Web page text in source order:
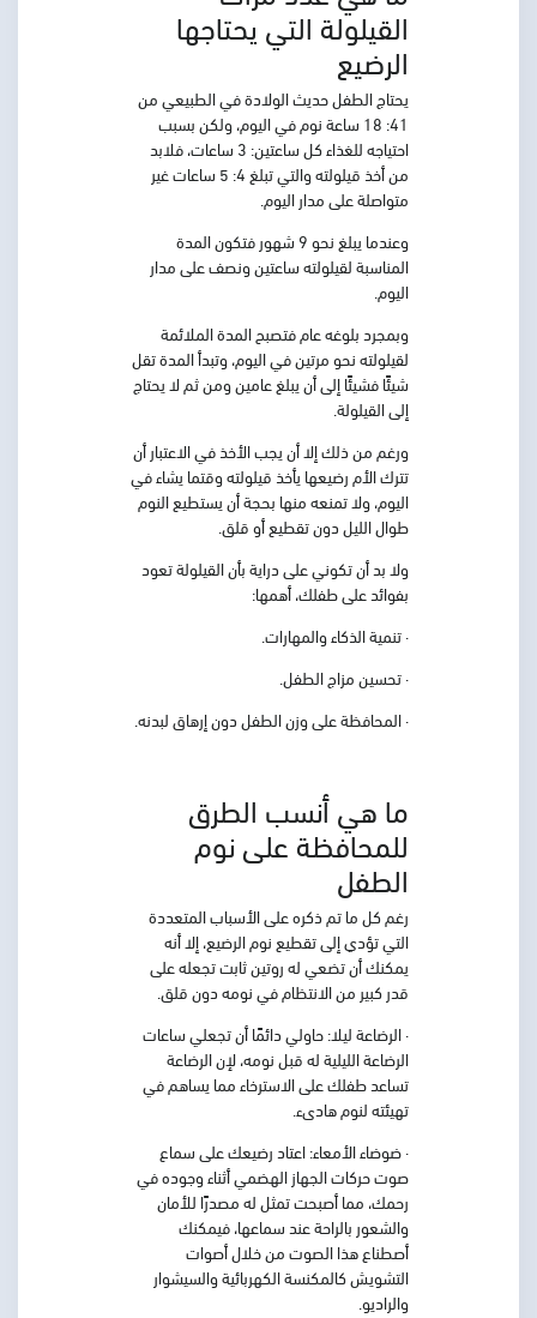
القيلولة التي يحتاجها
الرضيع
يحتاج الطفل حديث الولادة في الطبيعي من
41: 18 ساعة نوم في اليوم، ولكن بسبب
احتياجه للغذاء كل ساعتين: 3 ساعات، فلابد
من أخذ قيلولته والتي تبلغ 4: 5 ساعات غير
متواصلة على مدار اليوم.
وعندما يبلغ نحو 9 شهور فتكون المدة
المناسبة لقيلولته ساعتين ونصف على مدار
اليوم.
وبمجرد بلوغه عام فتصبح المدة الملائمة
لقيلولته نحو مرتين في اليوم، وتبدأ المدة تقل
شيئًا فشيئًا إلى أن يبلغ عامين ومن ثم لا يحتاج
إلى القيلولة.
ورغم من ذلك إلا أن يجب الأخذ في الاعتبار أن
تترك الأم رضيعها يأخذ قيلولته وقتما يشاء في
اليوم، ولا تمنعه منها بحجة أن يستطيع النوم
طوال الليل دون تقطيع أو قلق.
ولا بد أن تكوني على دراية بأن القيلولة تعود
بفوائد على طفلك، أهمها:
· تنمية الذكاء والمهارات.
· تحسين مزاج الطفل.
· المحافظة على وزن الطفل دون إرهاق لبدنه.
ما هي أنسب الطرق
للمحافظة على نوم
الطفل
رغم كل ما تم ذكره على الأسباب المتعددة
التي تؤدي إلى تقطيع نوم الرضيع، إلا أنه
يمكنك أن تضعي له روتين ثابت تجعله على
قدر كبير من الانتظام في نومه دون قلق.
· الرضاعة ليلا:حاولي دائمًا أن تجعلي ساعات
الرضاعة الليلية له قبل نومه، لإن الرضاعة
تساعد طفلك على الاسترخاء مما يساهم في
تهيئته لنوم هادىء.
· ضوضاء الأمعاء:اعتاد رضيعك على سماع
صوت حركات الجهاز الهضمي أثناء وجوده في
رحمك، مما أصبحت تمثل له مصدرًا للأمان
والشعور بالراحة عند سماعها، فيمكنك
أصطناع هذا الصوت من خلال أصوات
التشويش كالمكنسة الكهربائية والسيشوار
والراديو.